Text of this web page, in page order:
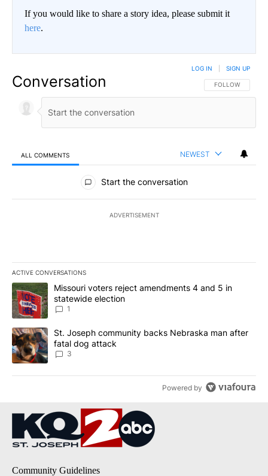
If you would like to share a story idea, please submit it
here.
Conversation FOLLOW THIS
FOLLOW
LOG IN SIGN UP
ALL COMMENTS NEWEST
All Comments
Start the conversation
ADVERTISEMENT
ACTIVE CONVERSATIONS
The following is a list of the most commented articles in the last
A trending article titled "Missouri voters reject amendments 4
Missouri voters reject amendments 4 and 5 in
statewide election
1
A trending article titled "St. Joseph community backs
St. Joseph community backs Nebraska man after
fatal dog attack
3
Powered by
Community Guidelines